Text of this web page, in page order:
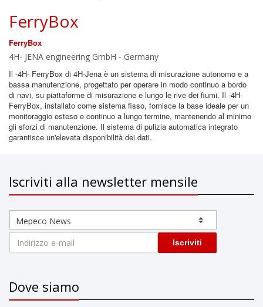
FerryBox
FerryBox
4H- JENA engineering GmbH - Germany
Il -4H- FerryBox di 4H-Jena è un sistema di misurazione autonomo e a
bassa manutenzione, progettato per operare in modo continuo a bordo
di navi, su piattaforme di misurazione e lungo le rive dei fiumi. Il -4H-
FerryBox, installato come sistema fisso, fornisce la base ideale per un
monitoraggio esteso e continuo a lungo termine, mantenendo al minimo
gli sforzi di manutenzione. Il sistema di pulizia automatica integrato
garantisce un'elevata disponibilità dei dati.
Iscriviti alla newsletter mensile
Iscriviti
Dove siamo